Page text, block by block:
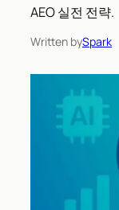
AEO 실전 전략.
Written bySpark